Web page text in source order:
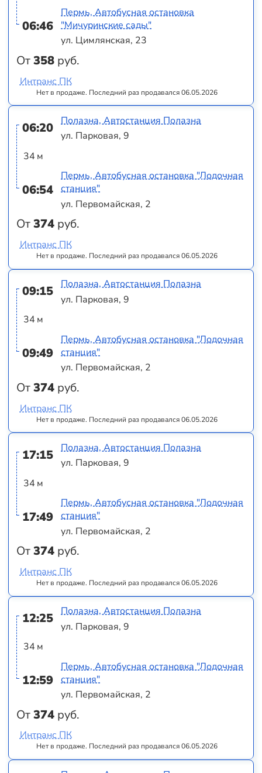
06:46
От358 руб.
Пермь, Автобусная остановка
"Мичуринские сады"
ул. Цимлянская, 23
Нет в продаже. Последний раз продавался 06.05.2026
Интранс ПК
06:20
34 м
06:54
От374 руб.
Полазна, Автостанция Полазна
ул. Парковая, 9
Пермь, Автобусная остановка "Лодочная
станция"
ул. Первомайская, 2
Нет в продаже. Последний раз продавался 06.05.2026
Интранс ПК
09:15
34 м
09:49
От374 руб.
Полазна, Автостанция Полазна
ул. Парковая, 9
Пермь, Автобусная остановка "Лодочная
станция"
ул. Первомайская, 2
Нет в продаже. Последний раз продавался 06.05.2026
Интранс ПК
17:15
34 м
17:49
От374 руб.
Полазна, Автостанция Полазна
ул. Парковая, 9
Пермь, Автобусная остановка "Лодочная
станция"
ул. Первомайская, 2
Нет в продаже. Последний раз продавался 06.05.2026
Интранс ПК
12:25
34 м
12:59
От374 руб.
Полазна, Автостанция Полазна
ул. Парковая, 9
Пермь, Автобусная остановка "Лодочная
станция"
ул. Первомайская, 2
Нет в продаже. Последний раз продавался 06.05.2026
Интранс ПК